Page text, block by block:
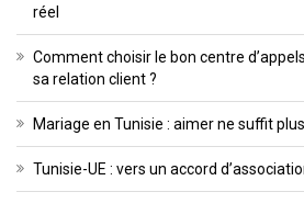
réel
Comment choisir le bon centre
sa relation client ?
Mariage en Tunisie : aimer ne suffit
Tunisie-UE : vers un accord